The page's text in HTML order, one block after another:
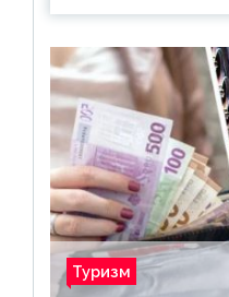
Туризм